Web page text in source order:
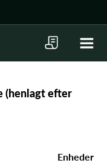
(henlagt efter
Enheder